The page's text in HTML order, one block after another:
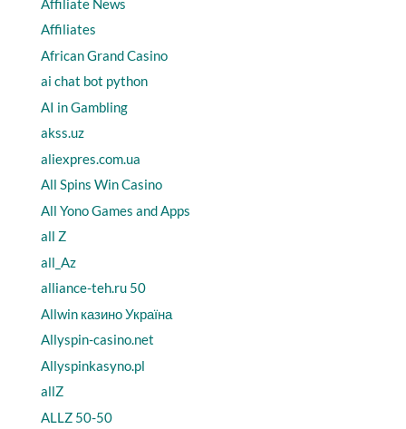
Affiliates
African Grand Casino
ai chat bot python
AI in Gambling
akss.uz
aliexpres.com.ua
All Spins Win Casino
All Yono Games and Apps
all Z
all_Az
alliance-teh.ru 50
Allwin казино Україна
Allyspin-casino.net
Allyspinkasyno.pl
allZ
ALLZ 50-50